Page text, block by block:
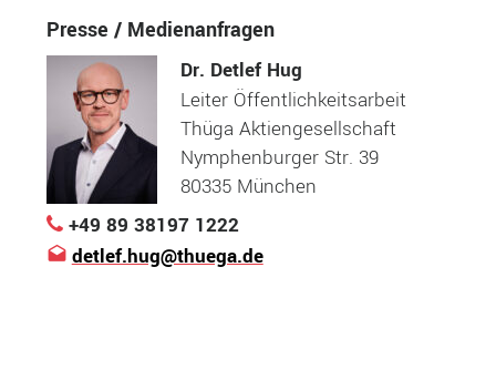
Presse / Medienanfragen
Dr. Detlef Hug
Leiter Öffentlichkeitsarbeit
Thüga Aktiengesellschaft
Nymphenburger Str. 39
80335 München
+49 89 38197 1222
detlef.hug@thuega.de